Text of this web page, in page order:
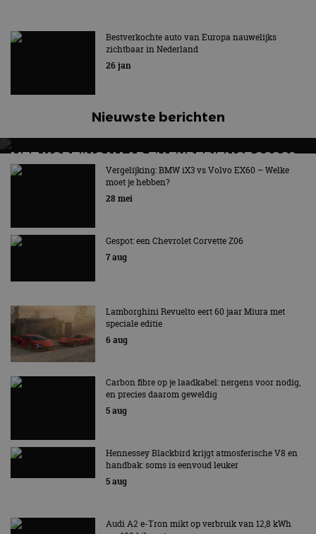
Bestverkochte auto van Europa nauwelijks
zichtbaar in Nederland
26 jan
Nieuwste berichten
MET KORTING NAAR EV EXPERIENCE 2026?
AUTORAI REGELT HET!
EV Experience 2026 van 24 tot 26 september
Vergelijking: BMW iX3 vs Volvo EX60 – Welke
moet je hebben?
28 mei
Gespot: een Chevrolet Corvette Z06
7 aug
Lamborghini Revuelto eert 60 jaar Miura met
speciale editie
6 aug
Carbon fibre op je laadkabel: nergens voor nodig,
en precies daarom geweldig
5 aug
Hennessey Blackbird krijgt atmosferische V8 en
handbak: soms is eenvoud leuker
5 aug
Audi A2 e-Tron mikt op verbruik van 12,8 kWh